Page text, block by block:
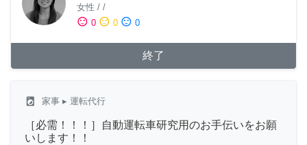
女性 / /
sentiment_satisfied 0 sentiment_neutral 0 sentiment_dissatisfied 0
終了
local_laundry_service 家事 ▸ 運転代行
［必需！！！］自動運転車研究用のお手伝いをお願
いします！！